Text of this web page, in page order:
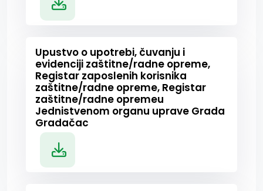
Upustvo o upotrebi, čuvanju i
evidenciji zaštitne/radne opreme,
Registar zaposlenih korisnika
zaštitne/radne opreme, Registar
zaštitne/radne opremeu
Jednistvenom organu uprave Grada
Gradačac